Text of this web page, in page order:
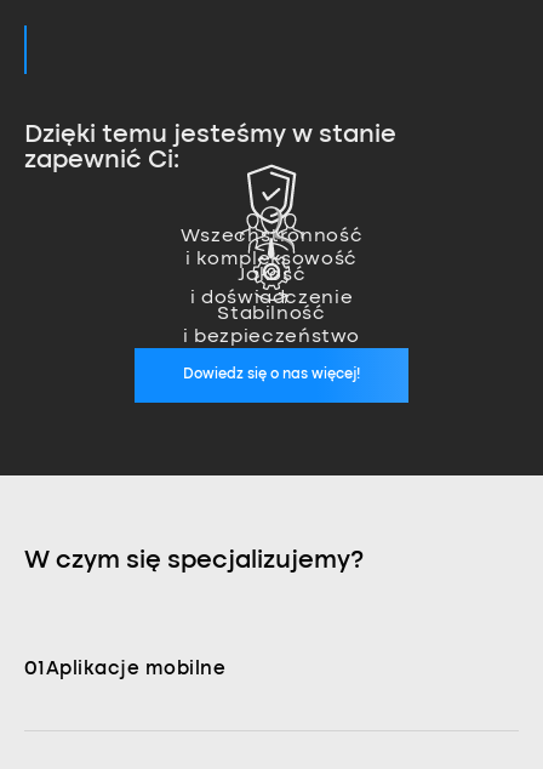
Dzięki temu jesteśmy w stanie
zapewnić Ci:
Wszechstronność
i kompleksowość
Zajmujemy się pełną realizacją
projektu od pomysłu, przez
wykonanie, aż po wdrożenie.
Jakość
i doświadczenie
Nasz team ekspertów pozwala
nam na realizację nawet
najbardziej zaawansowanych
projektów.
Stabilność
i bezpieczeństwo
Jesteśmy zawsze, kiedy nas
potrzebujesz. Zapewniamy stałą
opiekę wykwalifikowanego
specjalisty, który zadba o
stabilność Twoich aplikacji.
Dowiedz się o nas więcej!
W czym się specjalizujemy?
01 Aplikacje mobilne